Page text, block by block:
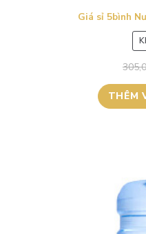
Giá sỉ 5bình
THÊM